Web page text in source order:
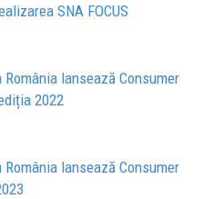
SNA FOCUS
România lansează Consumer
2022
România lansează Consumer